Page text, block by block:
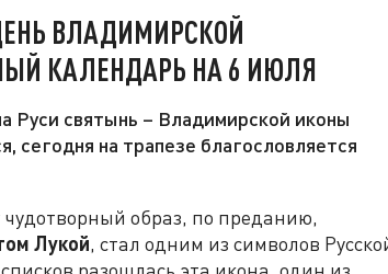
ВЛАДИМИРСКОЙ
КАЛЕНДАРЬ НА 6 ИЮЛЯ
Руси святынь – Владимирской иконы
на трапезе благословляется
чудотворный образ, по преданию,
Лукой, стал одним из символов